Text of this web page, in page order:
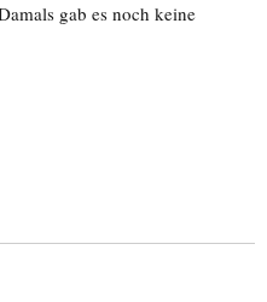
gab es noch keine